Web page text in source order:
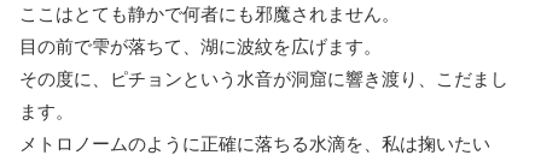
ここはとても静かで何者にも邪魔されません。
目の前で雫が落ちて、湖に波紋を広げます。
その度に、ピチョンという水音が洞窟に響き渡り、こだまし
ます。
メトロノームのように正確に落ちる水滴を、私は掬いたい